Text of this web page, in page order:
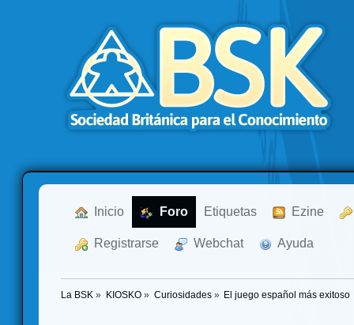
Inicio Foro Etiquetas Ezine
Registrarse Webchat Ayuda
La BSK » KIOSKO» Curiosidades» El juego español más exitoso